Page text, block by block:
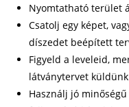
Nyomtatható terület
Csatolj egy képet,
díszedet beépített
Figyeld a leveleid,
látványtervet küldünk
Használj jó